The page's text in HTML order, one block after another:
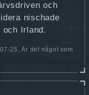
och
nischade
och Irland.
25. Är det något som